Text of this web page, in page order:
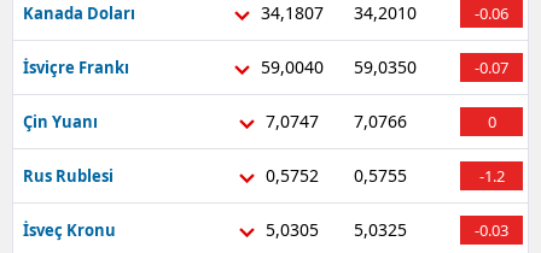
Kanada Doları 34,1807 34,2010 -0.06
İsviçre Frankı 59,0040 59,0350 -0.07
Çin Yuanı 7,0747 7,0766 0
Rus Rublesi 0,5752 0,5755 -1.2
İsveç Kronu 5,0305 5,0325 -0.03